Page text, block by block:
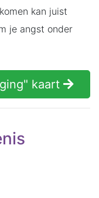
kan juist
je angst onder
kaart